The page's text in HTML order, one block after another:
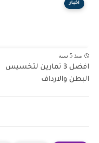
اخبار
منذ 5 سنة
افضل 3 تمارين لتخسيس
البطن والارداف